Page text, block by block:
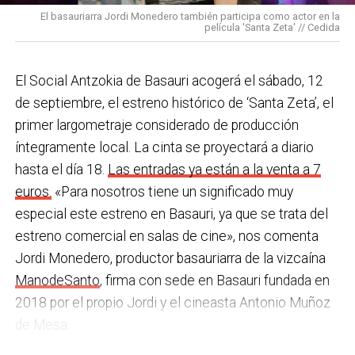
en los centros de personas mayores e iniciativas para
combatir la brecha digital. Además, este año se ha
y, a principios del año que viene, se comenzarán a
prestar los servicios de atención diurna y viviendas
comunitarias.
En las últimas semanas la actualidad municipal ha
estado marcada por las investigaciones sobre
presuntas irregularidades urbanísticas . ¿Cómo
está afrontando el equipo de gobierno esta
situación y qué mensaje trasladarías a la
ciudadanía?Los hechos denunciados son graves y
nos corresponde aclarar si han existido irregularidades
con el mayor rigor y transparencia, así como
una acción que los sindicatos tachan de negligente y
contraria al propio plan de emergencias de la
Sin soluciones reales
Ante la falta de soluciones en las reuniones del
comité, los representantes de los trabajadores
advirtieron a la dirección con elevar los hechos a la
Inspección de Trabajo. Aunque inicialmente
percibieron un amago de cambio de actitud, la parte
social lamenta que las medidas adoptadas ante las
nuevas alertas meteorológicas han sido meramente
«testimoniales, esporádicas y centradas en
aparentar», sin llegar a aplicar soluciones reales ni
efectivas en los puestos de mayor exposición.
El basauriarra Jordi Monedero también participa como actor en la
película 'Santa Zeta' // Cedida
El Social Antzokia de Basauri acogerá el sábado, 12
de septiembre, el estreno histórico de ‘Santa Zeta’, el
primer largometraje considerado de producción
íntegramente local. La cinta se proyectará a diario
hasta el día 18. Las entradas ya están a la venta a 7
euros. «Para nosotros tiene un significado muy
especial este estreno en Basauri, ya que se trata del
estreno comercial en salas de cine», nos comenta
Jordi Monedero, productor basauriarra de la vizcaína
ManodeSanto, firma con sede en Basauri fundada en
2018 por el propio Jordi y el cineasta Antonio Muñoz
de Mesa.